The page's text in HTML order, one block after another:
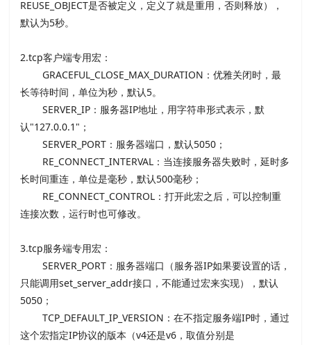
REUSE_OBJECT是否被定义，定义了就是重用，否则释放），
默认为5秒。
2.tcp客户端专用宏：
GRACEFUL_CLOSE_MAX_DURATION：优雅关闭时，最
长等待时间，单位为秒，默认5。
SERVER_IP：服务器IP地址，用字符串形式表示，默
认"127.0.0.1"；
SERVER_PORT：服务器端口，默认5050；
RE_CONNECT_INTERVAL：当连接服务器失败时，延时多
长时间重连，单位是毫秒，默认500毫秒；
RE_CONNECT_CONTROL：打开此宏之后，可以控制重
连接次数，运行时也可修改。
3.tcp服务端专用宏：
SERVER_PORT：服务器端口（服务器IP如果要设置的话，
只能调用set_server_addr接口，不能通过宏来实现），默认
5050；
TCP_DEFAULT_IP_VERSION：在不指定服务端IP时，通过
这个宏指定IP协议的版本（v4还是v6，取值分别是